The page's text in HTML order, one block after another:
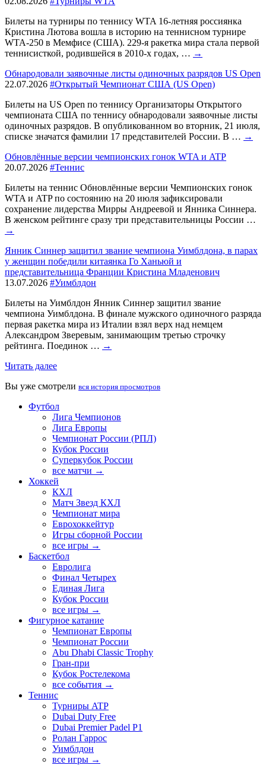
Билеты на турниры по теннису WTA 16-летняя россиянка
Кристина Лютова вошла в историю на теннисном турнире
WTA-250 в Мемфисе (США). 229-я ракетка мира стала первой
теннисисткой, родившейся в 2010-х годах, … →
Обнародовали заявочные листы одиночных разрядов US Open
22.07.2026 #Открытый Чемпионат США (US Open)
Билеты на US Open по теннису Организаторы Открытого
чемпионата США по теннису обнародовали заявочные листы
одиночных разрядов. В опубликованном во вторник, 21 июля,
списке значатся фамилии 17 представителей России. В … →
Обновлённые версии чемпионских гонок WTA и ATP
20.07.2026 #Теннис
Билеты на теннис Обновлённые версии Чемпионских гонок
WTA и ATP по состоянию на 20 июля зафиксировали
сохранение лидерства Мирры Андреевой и Янника Синнера.
В женском рейтинге сразу три представительницы России …
→
Янник Синнер защитил звание чемпиона Уимблдона, в парах
у женщин победили китаянка Го Ханьюй и
представительница Франции Кристина Младенович
13.07.2026 #Уимблдон
Билеты на Уимблдон Янник Синнер защитил звание
чемпиона Уимблдона. В финале мужского одиночного разряда
первая ракетка мира из Италии взял верх над немцем
Александром Зверевым, занимающим третью строчку
рейтинга. Поединок … →
Читать далее
Вы уже смотрели вся история просмотров
Футбол
Лига Чемпионов
Лига Европы
Чемпионат России (РПЛ)
Кубок России
Суперкубок России
все матчи →
Хоккей
КХЛ
Матч Звезд КХЛ
Чемпионат мира
Еврохоккейтур
Игры сборной России
все игры →
Баскетбол
Евролига
Финал Четырех
Единая Лига
Кубок России
все игры →
Фигурное катание
Чемпионат Европы
Чемпионат России
Abu Dhabi Classic Trophy
Гран-при
Кубок Ростелекома
все события →
Теннис
Турниры ATP
Dubai Duty Free
Dubai Premier Padel P1
Ролан Гаррос
Уимблдон
все игры →